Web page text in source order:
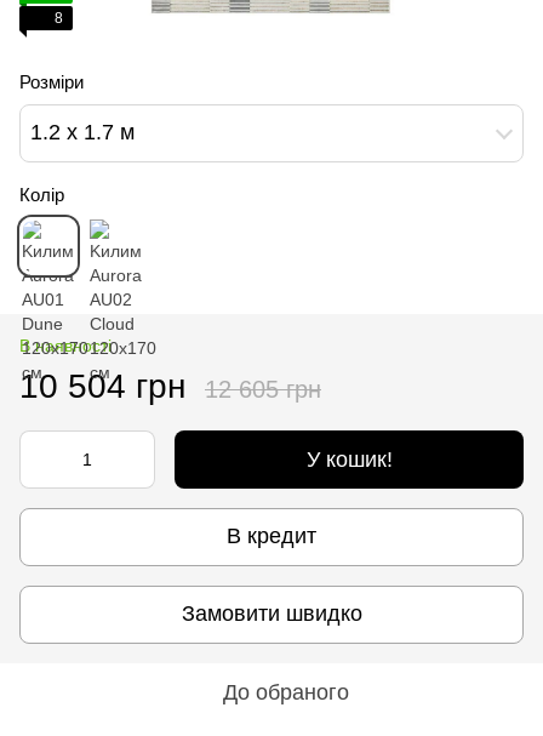
8
Розміри
1.2 х 1.7 м
Колір
В наявності
10 504 грн 12 605 грн
У кошик!
В кредит
Замовити швидко
До обраного